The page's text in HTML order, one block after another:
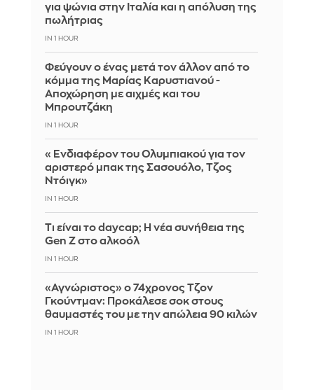
για ψώνια στην Ιταλία και η απόλυση της
πωλήτριας
IN 1 HOUR
Φεύγουν ο ένας μετά τον άλλον από το
κόμμα της Μαρίας Καρυστιανού -
Αποχώρηση με αιχμές και του
Μπρουτζάκη
IN 1 HOUR
«Ενδιαφέρον του Ολυμπιακού για τον
αριστερό μπακ της Σασουόλο, Τζος
Ντόιγκ»
IN 1 HOUR
Τι είναι το daycap; Η νέα συνήθεια της
Gen Z στο αλκοόλ
IN 1 HOUR
«Αγνώριστος» ο 74χρονος Τζον
Γκούντμαν: Προκάλεσε σοκ στους
θαυμαστές του με την απώλεια 90 κιλών
IN 1 HOUR